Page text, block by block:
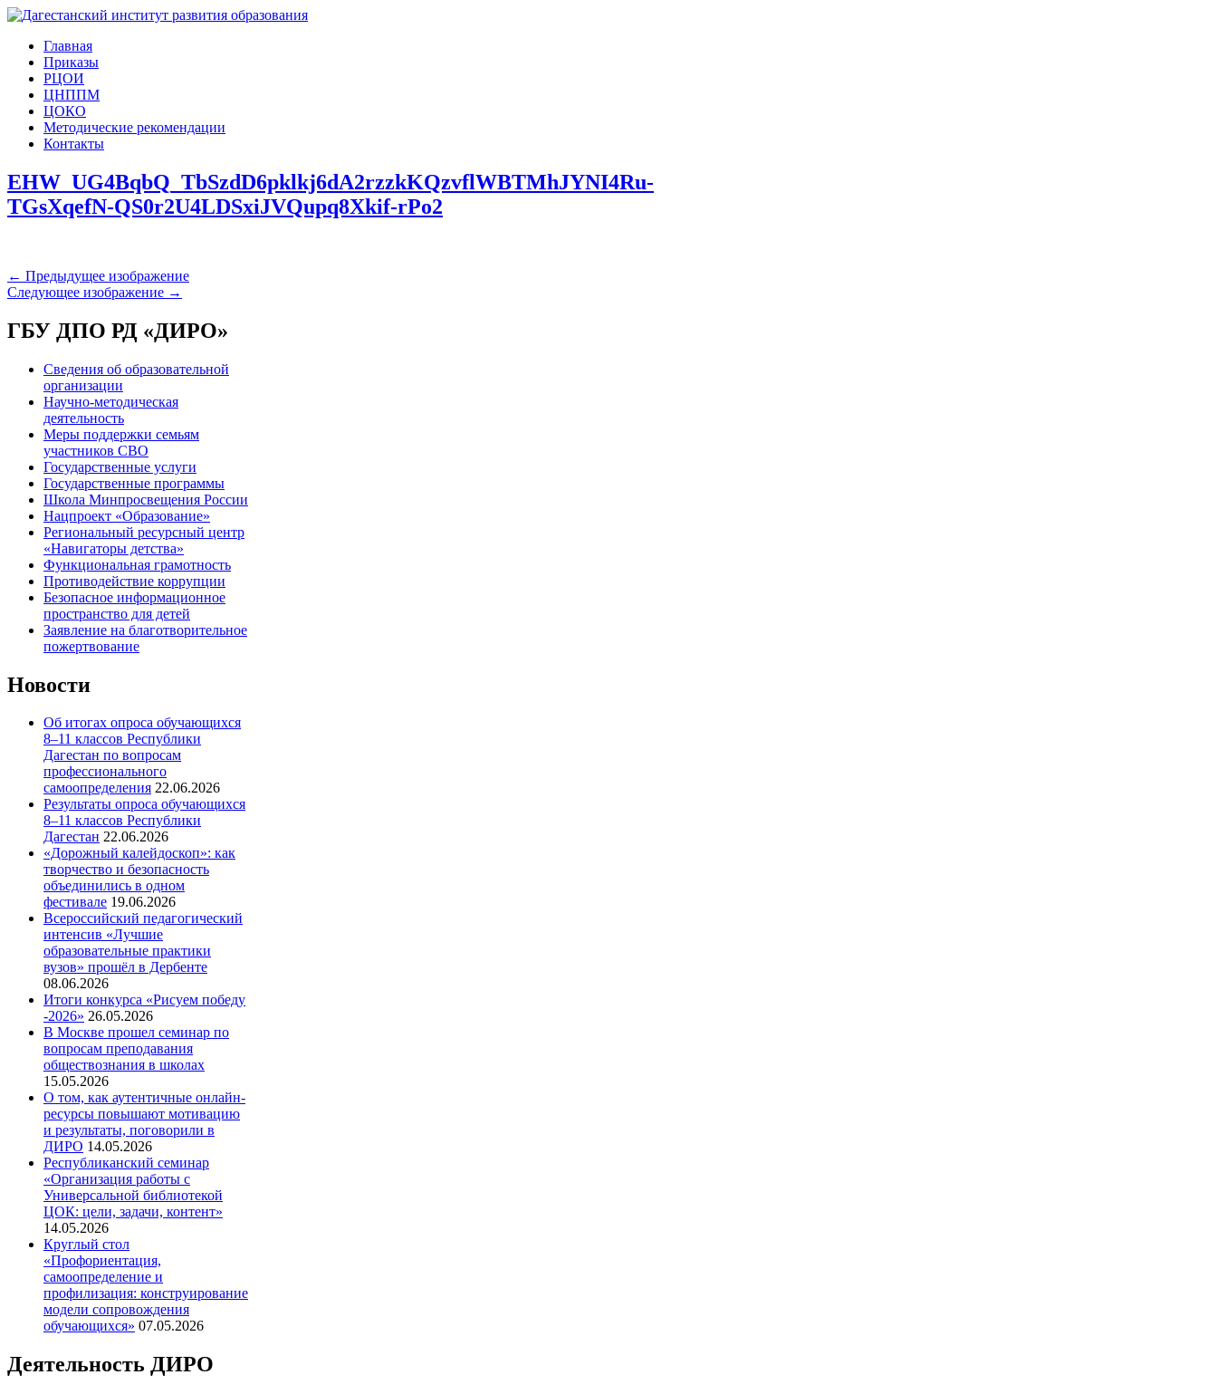
Главная
Приказы
РЦОИ
ЦНППМ
ЦОКО
Методические рекомендации
Контакты
EHW_UG4BqbQ_TbSzdD6pklkj6dA2rzzkKQzvflWBTMhJYNI4Ru-
TGsXqefN-QS0r2U4LDSxiJVQupq8Xkif-rPo2
← Предыдущее изображение
Следующее изображение →
ГБУ ДПО РД «ДИРО»
Сведения об образовательной
организации
Научно-методическая
деятельность
Меры поддержки семьям
участников СВО
Государственные услуги
Государственные программы
Школа Минпросвещения России
Нацпроект «Образование»
Региональный ресурсный центр
«Навигаторы детства»
Функциональная грамотность
Противодействие коррупции
Безопасное информационное
пространство для детей
Заявление на благотворительное
пожертвование
Новости
Об итогах опроса обучающихся
8–11 классов Республики
Дагестан по вопросам
профессионального
самоопределения 22.06.2026
Результаты опроса обучающихся
8–11 классов Республики
Дагестан 22.06.2026
«Дорожный калейдоскоп»: как
творчество и безопасность
объединились в одном
фестивале 19.06.2026
Всероссийский педагогический
интенсив «Лучшие
образовательные практики
вузов» прошёл в Дербенте
08.06.2026
Итоги конкурса «Рисуем победу
-2026» 26.05.2026
В Москве прошел семинар по
вопросам преподавания
обществознания в школах
15.05.2026
О том, как аутентичные онлайн-
ресурсы повышают мотивацию
и результаты, поговорили в
ДИРО 14.05.2026
Республиканский семинар
«Организация работы с
Универсальной библиотекой
ЦОК: цели, задачи, контент»
14.05.2026
Круглый стол
«Профориентация,
самоопределение и
профилизация: конструирование
модели сопровождения
обучающихся» 07.05.2026
Деятельность ДИРО